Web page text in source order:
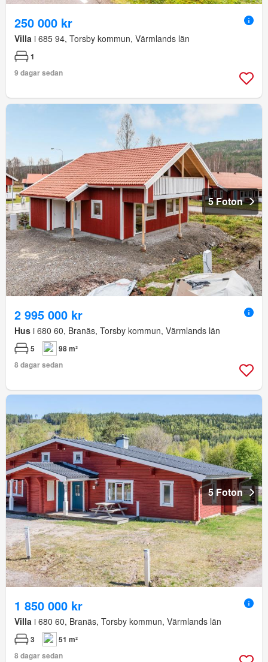
250 000 kr
Villa i 685 94, Torsby kommun, Värmlands län
1
9 dagar sedan
5 Foton
2 995 000 kr
Hus i 680 60, Branäs, Torsby kommun, Värmlands län
5
98 m²
8 dagar sedan
5 Foton
1 850 000 kr
Villa i 680 60, Branäs, Torsby kommun, Värmlands län
3
51 m²
8 dagar sedan